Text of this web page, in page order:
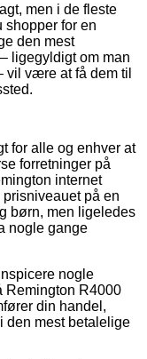
men i de fleste
for en
den mest
ligegyldigt om man
vil være at få dem til
for alle og enhver at
forretninger på
internet
på en
børn, men ligeledes
nogle gange
nogle
Remington R4000
din handel,
den mest betalelige